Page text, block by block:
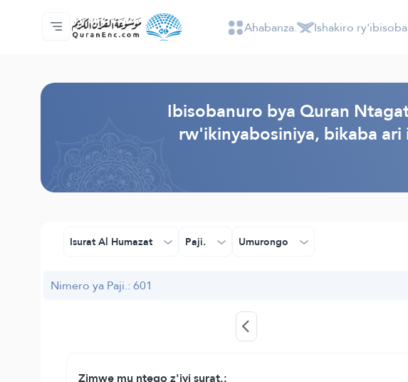
Ahabanza.
Ishakiro ry'ibisobanuro
Audio
Serivisi z'abakora amavugurura. - API
Ibijyanye n'umushinga.
Twandikire.
Ururimi. Ahabanza. Ishakiro
Ibisobanuro bya Quran
rw'ikinyabosiniya, bikaba
Isurat Al Humazat Paji. Umurongo
Nimero ya Paji.: 601